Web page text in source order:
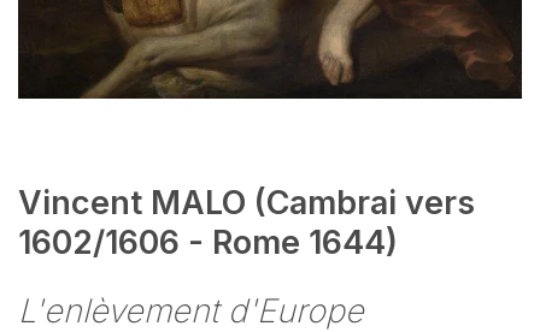
Vincent MALO (Cambrai vers
1602/1606 - Rome 1644)
L'enlèvement d'Europe